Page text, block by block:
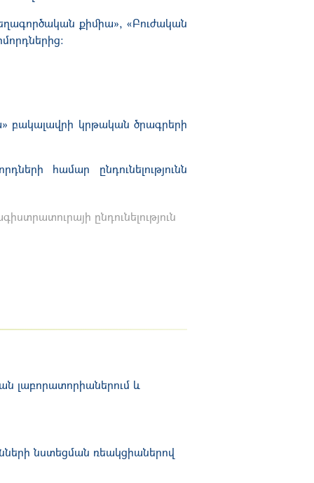
քիմիա», «Բուժական
բակալավրի կրթական ծրագրերի
համար ընդունելությունն
ընդունելություն
լաբորատորիաներում և
նստեցման ռեակցիաներով